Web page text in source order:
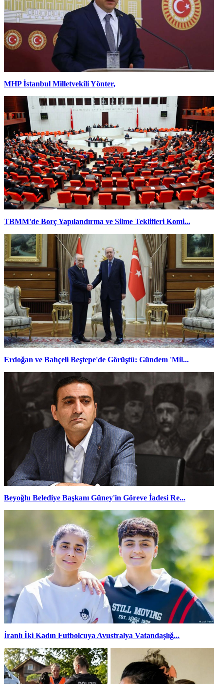
MHP İstanbul Milletvekili Yönter,
TBMM'de Borç Yapılandırma ve Silme Teklifleri Komi...
Erdoğan ve Bahçeli Beştepe'de Görüştü: Gündem 'Mil...
Beyoğlu Belediye Başkanı Güney'in Göreve İadesi Re...
İranlı İki Kadın Futbolcuya Avustralya Vatandaşlığ...